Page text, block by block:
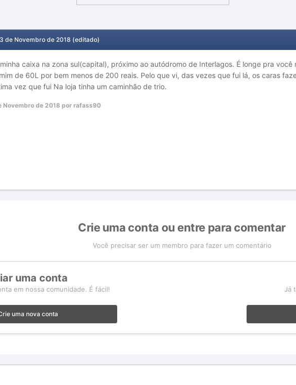
de Novembro de 2018 (editado)
caixa na zona sul(capital), próximo ao autódromo de Interlagos. É longe pra você
de 60L por bem menos de 200 reais. Pelo que vi, das vezes que fui lá, os caras
vez que fui Na loja tinha um caminhão de trio.
Novembro de 2018por rafass90
Crie uma conta ou entre para comentar
Você precisar ser um membro para fazer um comentário
uma conta
em nossa comunidade. É fácil!
uma nova conta
Já